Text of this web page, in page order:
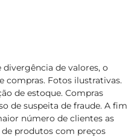
divergência de valores, o
compras. Fotos ilustrativas.
de estoque. Compras
de suspeita de fraude. A fim
número de clientes as
produtos com preços